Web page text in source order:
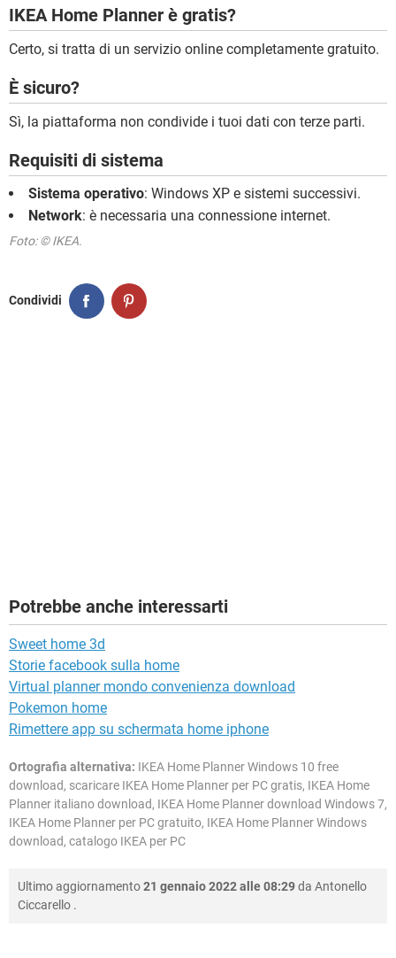
IKEA Home Planner è gratis?
Certo, si tratta di un servizio online completamente gratuito.
È sicuro?
Sì, la piattaforma non condivide i tuoi dati con terze parti.
Requisiti di sistema
Sistema operativo: Windows XP e sistemi successivi.
Network: è necessaria una connessione internet.
Foto: © IKEA.
Condividi
Potrebbe anche interessarti
Sweet home 3d
Storie facebook sulla home
Virtual planner mondo convenienza download
Pokemon home
Rimettere app su schermata home iphone
Ortografia alternativa: IKEA Home Planner Windows 10 free
download, scaricare IKEA Home Planner per PC gratis, IKEA Home
Planner italiano download, IKEA Home Planner download Windows 7,
IKEA Home Planner per PC gratuito, IKEA Home Planner Windows
download, catalogo IKEA per PC
Ultimo aggiornamento21 gennaio 2022 alle 08:29da Antonello
Ciccarello .